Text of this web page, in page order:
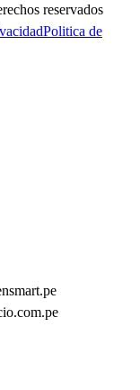
reservados
Politica de